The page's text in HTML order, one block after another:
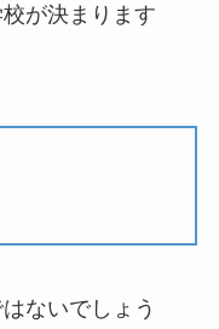
が決まります
ないでしょう